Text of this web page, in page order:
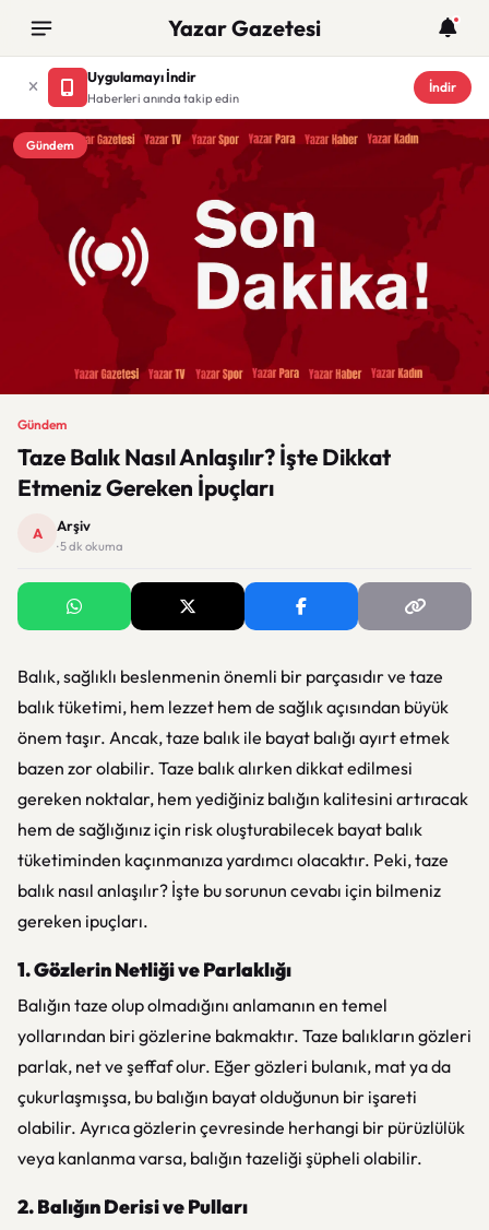
Yazar Gazetesi
Uygulamayı İndir
Haberleri anında takip edin
İndir
Gündem
Gündem
Taze Balık Nasıl Anlaşılır? İşte Dikkat
Etmeniz Gereken İpuçları
A Arşiv
· 5 dk okuma
Balık, sağlıklı beslenmenin önemli bir parçasıdır ve taze
balık tüketimi, hem lezzet hem de sağlık açısından büyük
önem taşır. Ancak, taze balık ile bayat balığı ayırt etmek
bazen zor olabilir. Taze balık alırken dikkat edilmesi
gereken noktalar, hem yediğiniz balığın kalitesini artıracak
hem de sağlığınız için risk oluşturabilecek bayat balık
tüketiminden kaçınmanıza yardımcı olacaktır. Peki, taze
balık nasıl anlaşılır? İşte bu sorunun cevabı için bilmeniz
gereken ipuçları.
1. Gözlerin Netliği ve Parlaklığı
Balığın taze olup olmadığını anlamanın en temel
yollarından biri gözlerine bakmaktır. Taze balıkların gözleri
parlak, net ve şeffaf olur. Eğer gözleri bulanık, mat ya da
çukurlaşmışsa, bu balığın bayat olduğunun bir işareti
olabilir. Ayrıca gözlerin çevresinde herhangi bir pürüzlülük
veya kanlanma varsa, balığın tazeliği şüpheli olabilir.
2. Balığın Derisi ve Pulları